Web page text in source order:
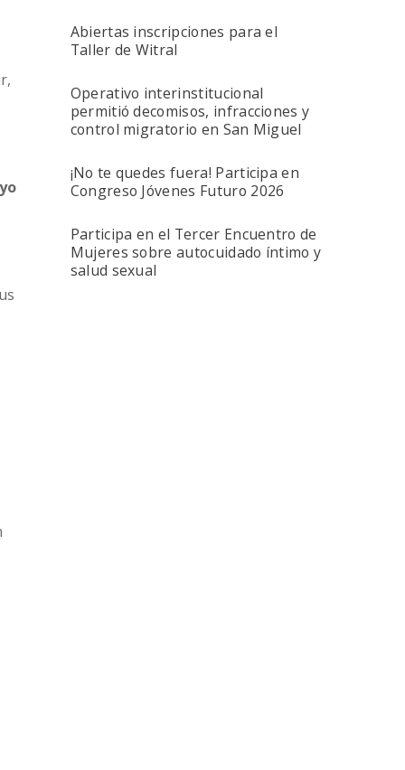
Abiertas inscripciones para el
Taller de Witral
Operativo interinstitucional
permitió decomisos, infracciones y
control migratorio en San Miguel
¡No te quedes fuera! Participa en
Congreso Jóvenes Futuro 2026
Participa en el Tercer Encuentro de
Mujeres sobre autocuidado íntimo y
salud sexual